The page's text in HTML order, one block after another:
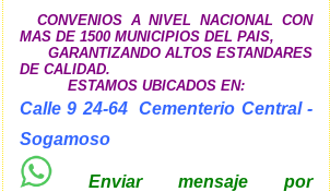
CONVENIOS A NIVEL NACIONAL CON
MAS DE 1500 MUNICIPIOS DEL PAIS,
GARANTIZANDO ALTOS ESTANDARES
DE CALIDAD.
ESTAMOS UBICADOS EN:
Calle 9 24-64 Cementerio Central -
Sogamoso
Enviar mensaje por